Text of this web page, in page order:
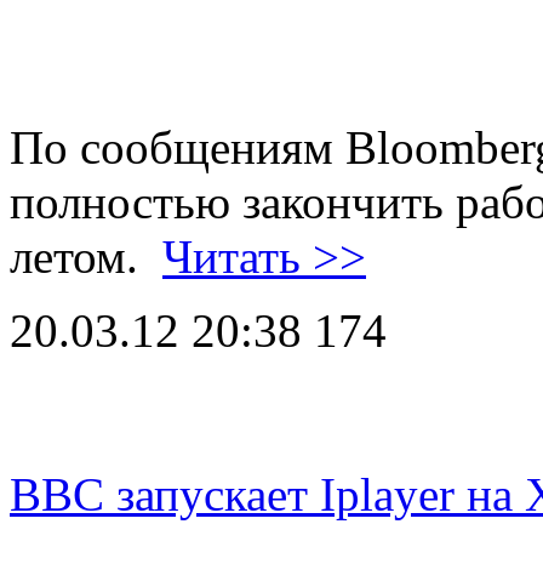
По сообщениям
полностью закончить
летом. Читать >>
20.03.12 20:38 174
BBC запускает Iplayer